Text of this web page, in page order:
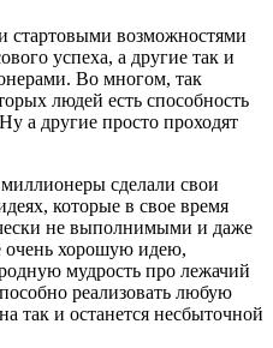
стартовыми возможностями
успеха, а другие так и
Во многом, так
людей есть способность
а другие просто проходят
сделали свои
которые в свое время
не выполнимыми и даже
очень хорошую идею,
мудрость про лежачий
реализовать любую
так и останется несбыточной